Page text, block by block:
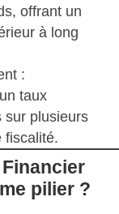
offrant un
à long
:
taux
sur plusieurs
fiscalité.
pilier ?